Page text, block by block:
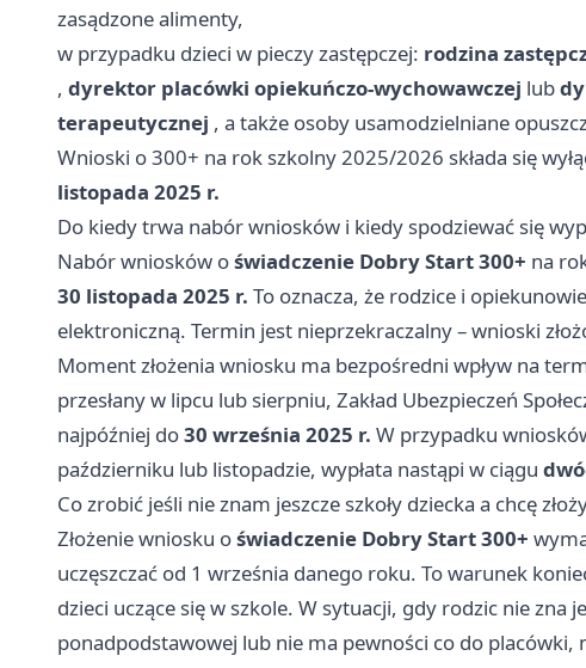
zasądzone alimenty,
w przypadku dzieci w pieczy zastępczej: rodzina
, dyrektor placówki opiekuńczo-wychowawczej lub
terapeutycznej , a także osoby usamodzielniane
Wnioski o 300+ na rok szkolny 2025/2026 składa się
listopada 2025 r.
Do kiedy trwa nabór wniosków i kiedy spodziewać się
Nabór wniosków oświadczenie Dobry Start 300+ na
30 listopada 2025 r. To oznacza, że rodzice i
elektroniczną. Termin jest nieprzekraczalny – wnioski
Moment złożenia wniosku ma bezpośredni wpływ na
przesłany w lipcu lub sierpniu, Zakład Ubezpieczeń
najpóźniej do30 września 2025 r. W przypadku
październiku lub listopadzie, wypłata nastąpi w ciągu
Co zrobić jeśli nie znam jeszcze szkoły dziecka a chcę
Złożenie wniosku oświadczenie Dobry Start 300+
uczęszczać od 1 września danego roku. To warunek
dzieci uczące się w szkole. W sytuacji, gdy rodzic nie zna
ponadpodstawowej lub nie ma pewności co do placówki,